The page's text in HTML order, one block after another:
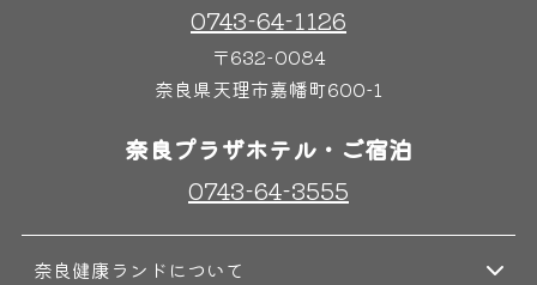
0743-64-1126
〒632-0084
奈良県天理市嘉幡町600-1
奈良プラザホテル・ご宿泊
0743-64-3555
奈良健康ランドについて